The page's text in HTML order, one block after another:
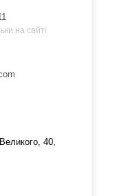
на сайті
40,